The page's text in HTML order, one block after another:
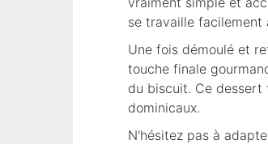
se travaille facilement
Une fois démoulé et
touche finale
du biscuit. Ce dessert
dominicaux.
N'hésitez pas à